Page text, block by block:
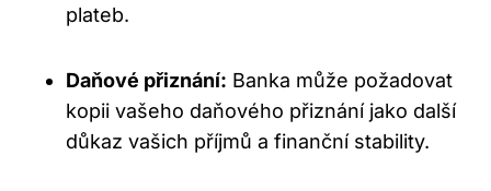
plateb.
Daňové přiznání: Banka může požadovat
kopii vašeho daňového přiznání jako další
důkaz vašich příjmů a finanční stability.